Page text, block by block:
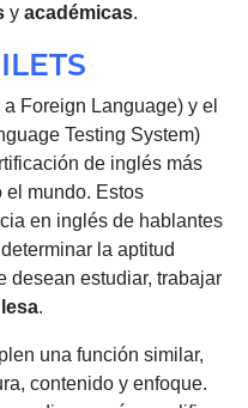
y académicas.
Foreign Language) y el
Testing System)
de inglés más
el mundo. Estos
en inglés de hablantes
la aptitud
desean estudiar, trabajar
.
una función similar,
contenido y enfoque.